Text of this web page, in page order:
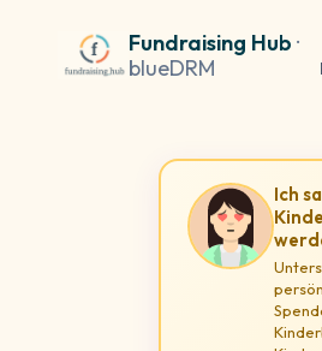
Fundraising Hub ·
blueDRM
Ich